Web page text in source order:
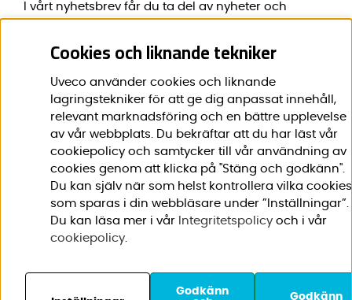
I vårt nyhetsbrev får du ta del av nyheter och
Förnamn:*
© 2020-2026 Uveco AB. Vi
Cookies och liknande tekniker
Uveco använder cookies och liknande
lagringstekniker för att ge dig anpassat innehåll,
relevant marknadsföring och en bättre upplevelse
av vår webbplats. Du bekräftar att du har läst vår
cookiepolicy och samtycker till vår användning av
cookies genom att klicka på "Stäng och godkänn".
Du kan själv när som helst kontrollera vilka cookies
som sparas i din webbläsare under ”Inställningar”.
Du kan läsa mer i vår Integritetspolicy och i vår
cookiepolicy.
Godkänn
Godkänn